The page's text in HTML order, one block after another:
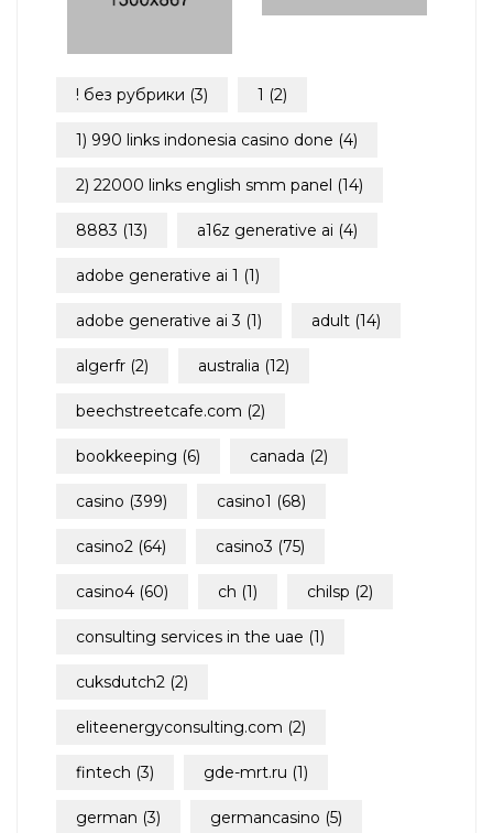
! без рубрики (3) 1 (2)
1) 990 links indonesia casino done (4)
2) 22000 links english smm panel (14)
8883 (13) a16z generative ai (4)
adobe generative ai 1 (1)
adobe generative ai 3 (1) adult (14)
algerfr (2) australia (12)
beechstreetcafe.com (2)
bookkeeping (6) canada (2)
casino (399) casino1 (68)
casino2 (64) casino3 (75)
casino4 (60) ch (1) chilsp (2)
consulting services in the uae (1)
cuksdutch2 (2)
eliteenergyconsulting.com (2)
fintech (3) gde-mrt.ru (1)
german (3) germancasino (5)